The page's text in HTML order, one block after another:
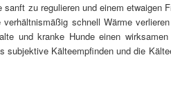
zu regulieren und einem
schnell Wärme
und kranke Hunde einen
subjektive Kälteempfinden und die